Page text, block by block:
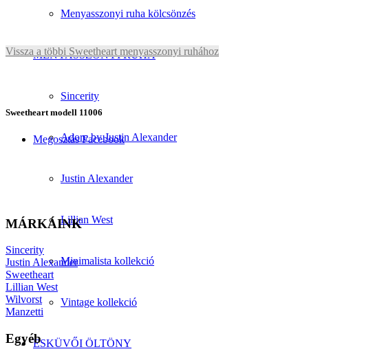
Menyasszonyi ruha kölcsönzés
MENYASSZONYI RUHA
Sincerity
Adore by Justin Alexander
Justin Alexander
Lillian West
Minimalista kollekció
Vintage kollekció
ESKÜVŐI ÖLTÖNY
Vissza a többi Sweetheart menyasszonyi ruhához
Sweetheart modell 11006
Megosztás Facebook
MÁRKÁINK
Sincerity
Justin Alexander
Sweetheart
Lillian West
Wilvorst
Manzetti
Egyéb